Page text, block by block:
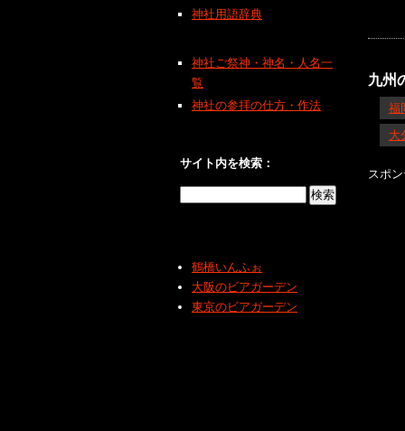
九州
福
大
スポ
神社用語辞典
神社ご祭神・神名・人名一
覧
神社の参拝の仕方・作法
サイト内を検索：
鶴橋いんふぉ
大阪のビアガーデン
東京のビアガーデン